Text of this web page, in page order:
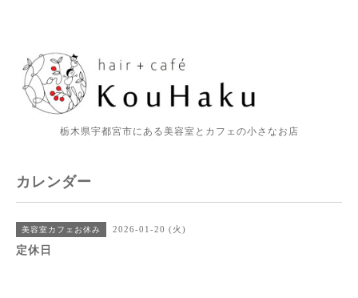
栃木県宇都宮市にある美容室とカフェの小さなお店
カレンダー
美容室カフェお休み 2026-01-20 (火)
定休日